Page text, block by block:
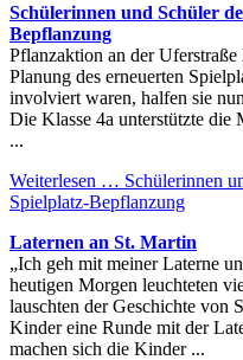
Schülerinnen und Schüler
Bepflanzung
Pflanzaktion an der
Planung des erneuerten
involviert waren, halfen sie
Die Klasse 4a unterstützte die
...
Weiterlesen … Schülerinnen
Spielplatz-Bepflanzung
Laternen an St. Martin
„Ich geh mit meiner Laterne
heutigen Morgen leuchteten
lauschten der Geschichte von
Kinder eine Runde mit der
machen sich die Kinder ...